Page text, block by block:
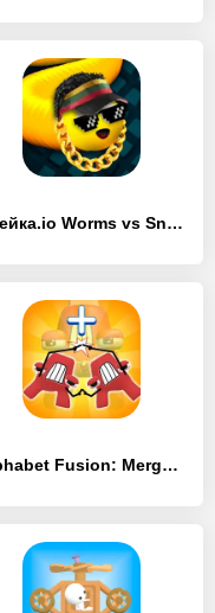
Змейка.io Worms vs Snake Zone - [MOD Бесконечные деньги]
Alphabet Fusion: Merge Master - [MOD Много денег]